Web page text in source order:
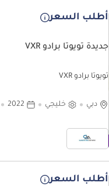
أطلب السعر
جديدة تويوتا برادو VXR
تويوتا برادو VXR
دبي خليجي 2022
أطلب السعر